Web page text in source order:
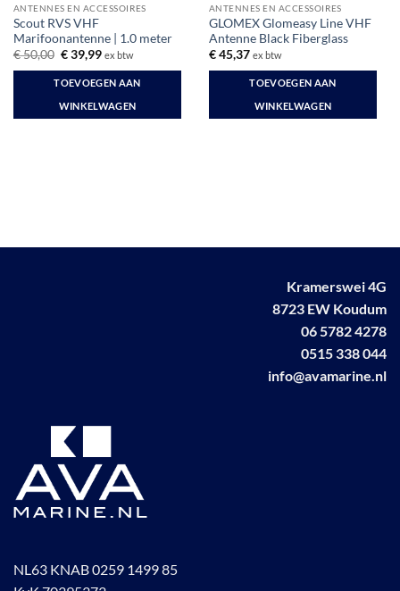
ANTENNES EN ACCESSOIRES
Scout RVS VHF
Marifoonantenne | 1.0 meter
€50,00 Oorspronkelijke
was:
€ 50,00.
€39,99Huidige
is:
€ 39,99.
ex btw
TOEVOEGEN AAN
WINKELWAGEN
ANTENNES EN ACCESSOIRES
GLOMEX Glomeasy Line VHF
Antenne Black Fiberglass
€45,37 ex btw
TOEVOEGEN AAN
WINKELWAGEN
Kramerswei 4G
8723 EW Koudum
06 5782 4278
0515 338 044
info@avamarine.nl
NL63 KNAB 0259 1499 85